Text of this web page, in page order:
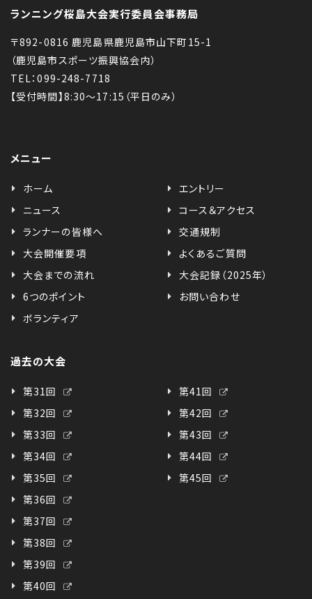
ランニング桜島大会実行委員会事務局
〒892-0816 鹿児島県鹿児島市山下町15-1
（鹿児島市スポーツ振興協会内）
TEL：099-248-7718
【受付時間】8:30〜17:15（平日のみ）
メニュー
ホーム
ニュース
ランナーの皆様へ
大会開催要項
大会までの流れ
6つのポイント
ボランティア
エントリー
コース＆アクセス
交通規制
よくあるご質問
大会記録（2025年）
お問い合わせ
過去の大会
第31回
第32回
第33回
第34回
第35回
第36回
第37回
第38回
第39回
第40回
第41回
第42回
第43回
第44回
第45回